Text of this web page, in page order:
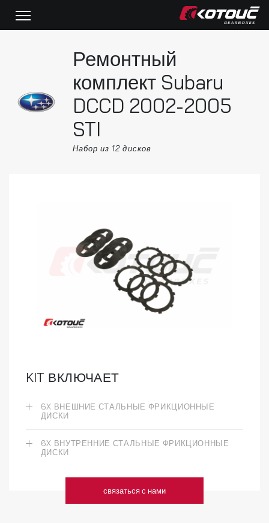
Ремонтный
комплект Subaru
DCCD 2002-2005
STI
Набор из 12 дисков
KIT ВКЛЮЧАЕТ
6X ВНЕШНИЕ СТАЛЬНЫЕ ФРИКЦИОННЫЕ
ДИСКИ
6X ВНУТРЕННИЕ СТАЛЬНЫЕ ФРИКЦИОННЫЕ
ДИСКИ
связаться с нами